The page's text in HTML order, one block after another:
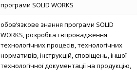
програми SOLID WORKS
обов’язкове знання програми SOLID
WORKS, розробка і впровадження
технологічних процесів, технологічних
нормативів, інструкцій, сповіщень, іншої
технологічної документації на продукцію,